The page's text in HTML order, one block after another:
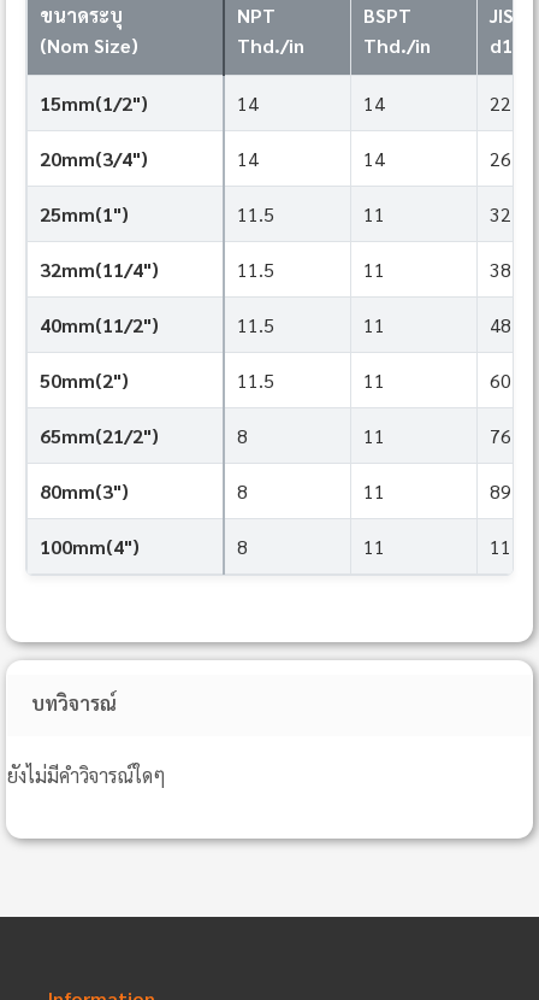
ขนาดระบุ
(Nom Size)
NPT
Thd./in
BSPT
Thd./in
JIS
d1
15mm(1/2") 14 14 22
20mm(3/4") 14 14 26
25mm(1") 11.5 11 32
32mm(11/4") 11.5 11 38
40mm(11/2") 11.5 11 48
50mm(2") 11.5 11 60
65mm(21/2") 8 11 76
80mm(3") 8 11 89
100mm(4") 8 11 114
บทวิจารณ์
ยังไม่มีคำวิจารณ์ใดๆ